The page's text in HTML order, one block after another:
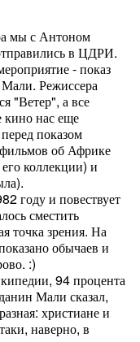
мы с Антоном
в ЦДРИ.
- показ
Режиссера
"Ветер", а все
кино нас еще
показом
об Африке
коллекции) и
году и повествует
сместить
точка зрения. На
обычаев и
:)
94 процента
Мали сказал,
христиане и
наверно, в